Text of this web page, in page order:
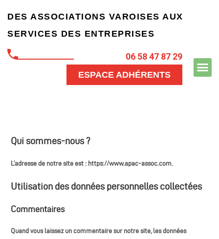
DES ASSOCIATIONS VAROISES AUX
SERVICES DES ENTREPRISES
06 58 47 87 29
ESPACE ADHÉRENTS
Qui sommes-nous ?
L’adresse de notre site est : https://www.apac-assoc.com.
Utilisation des données personnelles collectées
Commentaires
Quand vous laissez un commentaire sur notre site, les données